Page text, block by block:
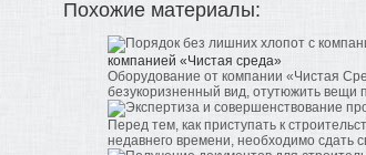
Похожие материалы:
компанией «Чистая среда»
Оборудование от компании «Чистая
безукоризненный вид, отутюжить вещи
Перед тем, как приступать к
недавнего времени, необходимо сдать